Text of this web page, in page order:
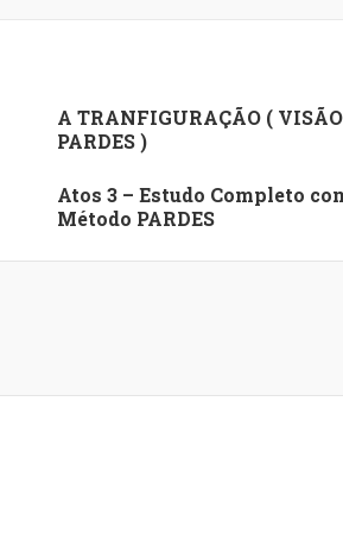
A TRANFIGURAÇÃO ( VISÃO
PARDES )
Atos 3 – Estudo Completo
Método PARDES